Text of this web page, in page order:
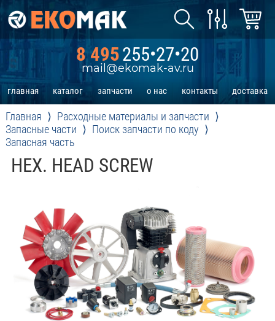
8 495255•27•20
mail@ekomak-av.ru
главная каталог запчасти о нас контакты доставка
Главная
Расходные материалы и запчасти
Запасные части
Поиск запчасти по коду
Запасная часть
HEX. HEAD SCREW